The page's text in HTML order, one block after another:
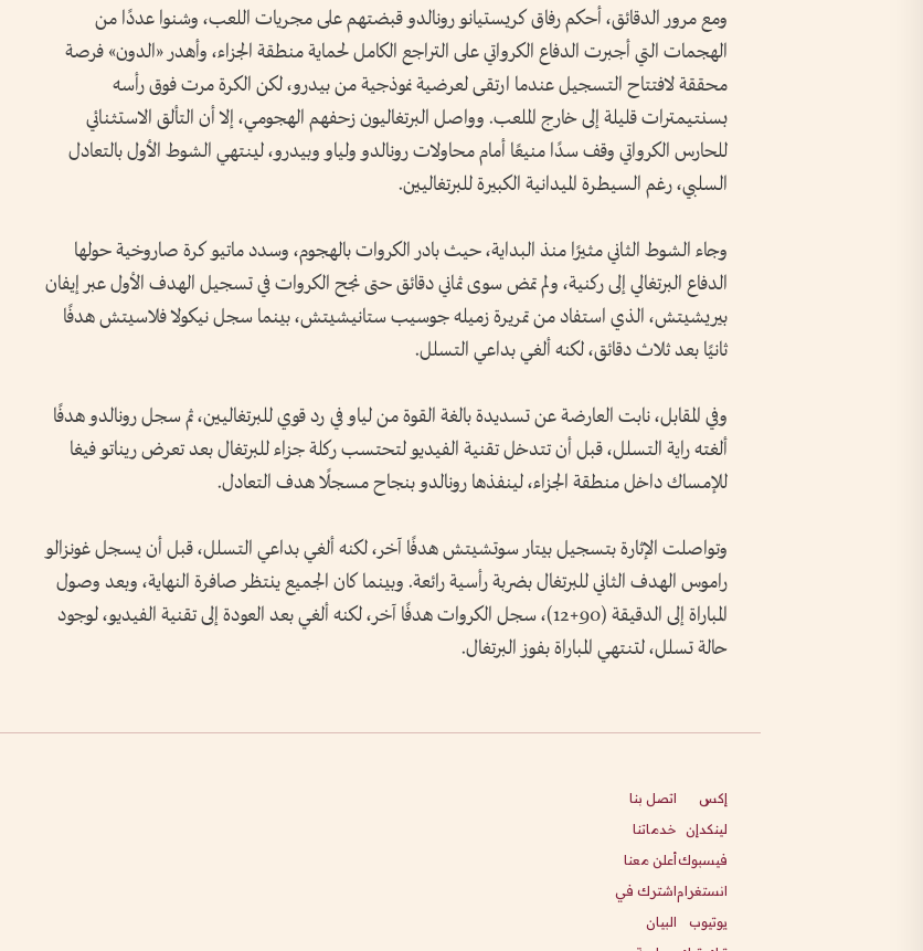
ومع مرور الدقائق، أحكم رفاق كريستيانو رونالدو قبضتهم على مجريات اللعب، وشنوا عددًا من
الهجمات التي أجبرت الدفاع الكرواتي على التراجع الكامل لحماية منطقة الجزاء، وأهدر «الدون» فرصة
محققة لافتتاح التسجيل عندما ارتقى لعرضية نموذجية من بيدرو، لكن الكرة مرت فوق رأسه
بسنتيمترات قليلة إلى خارج الملعب. وواصل البرتغاليون زحفهم الهجومي، إلا أن التألق الاستثنائي
للحارس الكرواتي وقف سدًا منيعًا أمام محاولات رونالدو ولياو وبيدرو، لينتهي الشوط الأول بالتعادل
السلبي، رغم السيطرة الميدانية الكبيرة للبرتغاليين.
وجاء الشوط الثاني مثيرًا منذ البداية، حيث بادر الكروات بالهجوم، وسدد ماتيو كرة صاروخية حولها
الدفاع البرتغالي إلى ركنية، ولم تمض سوى ثماني دقائق حتى نجح الكروات في تسجيل الهدف الأول عبر إيفان
بيريشيتش، الذي استفاد من تمريرة زميله جوسيب ستانيشيتش، بينما سجل نيكولا فلاسيتش هدفًا
ثانيًا بعد ثلاث دقائق، لكنه ألغي بداعي التسلل.
وفي المقابل، نابت العارضة عن تسديدة بالغة القوة من لياو في رد قوي للبرتغاليين، ثم سجل رونالدو هدفًا
ألغته راية التسلل، قبل أن تتدخل تقنية الفيديو لتحتسب ركلة جزاء للبرتغال بعد تعرض ريناتو فيغا
للإمساك داخل منطقة الجزاء، لينفذها رونالدو بنجاح مسجلًا هدف التعادل.
وتواصلت الإثارة بتسجيل بيتار سوتشيتش هدفًا آخر، لكنه ألغي بداعي التسلل، قبل أن يسجل غونزالو
راموس الهدف الثاني للبرتغال بضربة رأسية رائعة. وبينما كان الجميع ينتظر صافرة النهاية، وبعد وصول
المباراة إلى الدقيقة (90+12)، سجل الكروات هدفًا آخر، لكنه ألغي بعد العودة إلى تقنية الفيديو، لوجود
حالة تسلل، لتنتهي المباراة بفوز البرتغال.
إكس
لينكدإن
فيسبوك
انستغرام
يوتيوب
اتصل بنا
خدماتنا
أعلن معنا
اشترك في
البيان